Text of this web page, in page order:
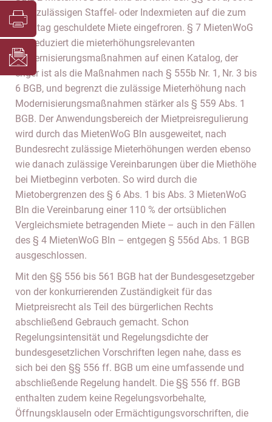
BGB zulässigen Staffel- oder Indexmieten auf die zum
Stichtag geschuldete Miete eingefroren. § 7 MietenWoG
Bln reduziert die mieterhöhungsrelevanten
Modernisierungsmaßnahmen auf einen Katalog, der
enger ist als die Maßnahmen nach § 555b Nr. 1, Nr. 3 bis
6 BGB, und begrenzt die zulässige Mieterhöhung nach
Modernisierungsmaßnahmen stärker als § 559 Abs. 1
BGB. Der Anwendungsbereich der Mietpreisregulierung
wird durch das MietenWoG Bln ausgeweitet, nach
Bundesrecht zulässige Mieterhöhungen werden ebenso
wie danach zulässige Vereinbarungen über die Miethöhe
bei Mietbeginn verboten. So wird durch die
Mietobergrenzen des § 6 Abs. 1 bis Abs. 3 MietenWoG
Bln die Vereinbarung einer 110 % der ortsüblichen
Vergleichsmiete betragenden Miete – auch in den Fällen
des § 4 MietenWoG Bln – entgegen § 556d Abs. 1 BGB
ausgeschlossen.
Mit den §§ 556 bis 561 BGB hat der Bundesgesetzgeber
von der konkurrierenden Zuständigkeit für das
Mietpreisrecht als Teil des bürgerlichen Rechts
abschließend Gebrauch gemacht. Schon
Regelungsintensität und Regelungsdichte der
bundesgesetzlichen Vorschriften legen nahe, dass es
sich bei den §§ 556 ff. BGB um eine umfassende und
abschließende Regelung handelt. Die §§ 556 ff. BGB
enthalten zudem keine Regelungsvorbehalte,
Öffnungsklauseln oder Ermächtigungsvorschriften, die